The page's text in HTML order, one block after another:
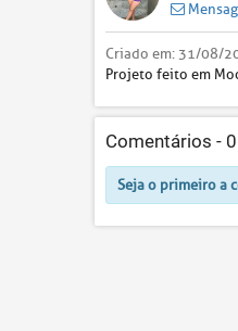
Criado em: 31/08/
Projeto feito em
Comentários - 0
Seja o primeiro a